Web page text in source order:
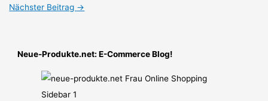
Nächster Beitrag →
Neue-Produkte.net: E-Commerce Blog!